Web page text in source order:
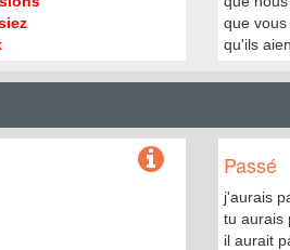
que
qu'ils
Passé
j'aurais
tu aurais
il aurait